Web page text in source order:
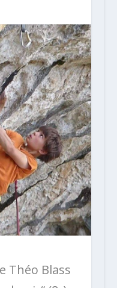
Théo Blass